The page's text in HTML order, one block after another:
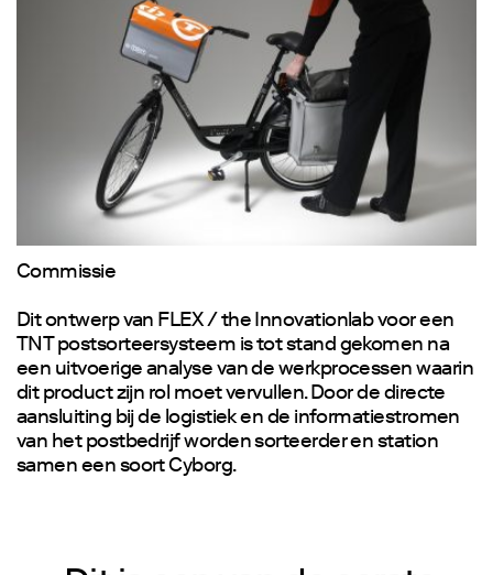
Commissie
Dit ontwerp van FLEX / the Innovationlab voor een
TNT postsorteersysteem is tot stand gekomen na
een uitvoerige analyse van de werkprocessen waarin
dit product zijn rol moet vervullen. Door de directe
aansluiting bij de logistiek en de informatiestromen
van het postbedrijf worden sorteerder en station
samen een soort Cyborg.